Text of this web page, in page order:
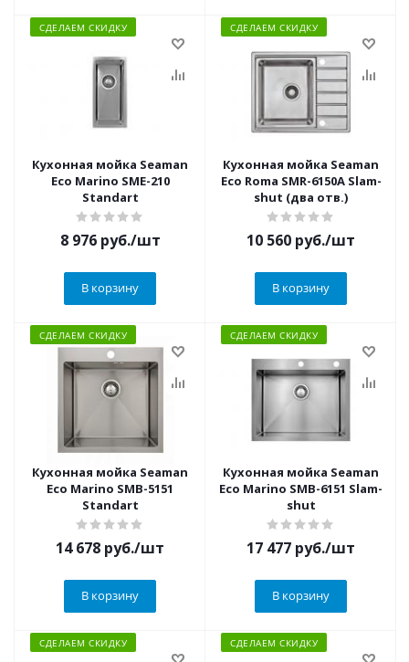
СДЕЛАЕМ СКИДКУ
Кухонная мойка Seaman
Eco Marino SME-210
Standart
8 976руб./шт
В корзину
СДЕЛАЕМ СКИДКУ
Кухонная мойка Seaman
Eco Roma SMR-6150A Slam-
shut (два отв.)
10 560 руб./шт
В корзину
СДЕЛАЕМ СКИДКУ
Кухонная мойка Seaman
Eco Marino SMB-5151
Standart
14 678 руб./шт
В корзину
СДЕЛАЕМ СКИДКУ
Кухонная мойка Seaman
Eco Marino SMB-6151 Slam-
shut
17 477 руб./шт
В корзину
СДЕЛАЕМ СКИДКУ СДЕЛАЕМ СКИДКУ